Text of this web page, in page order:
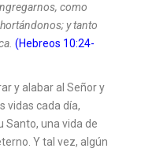
como
y tanto
(Hebreos 10:24-
y alabar al Señor y
vidas cada día,
Santo, una vida de
Y tal vez, algún